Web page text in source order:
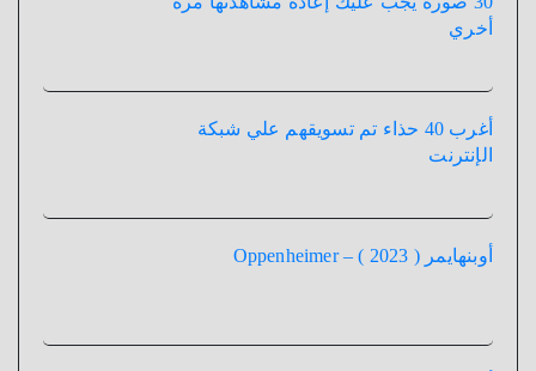
أخري
أغرب 40 حذاء تم تسويقهم علي شبكة
الإنترنت
أوبنهايمر ( 2023 ) – Oppenheimer